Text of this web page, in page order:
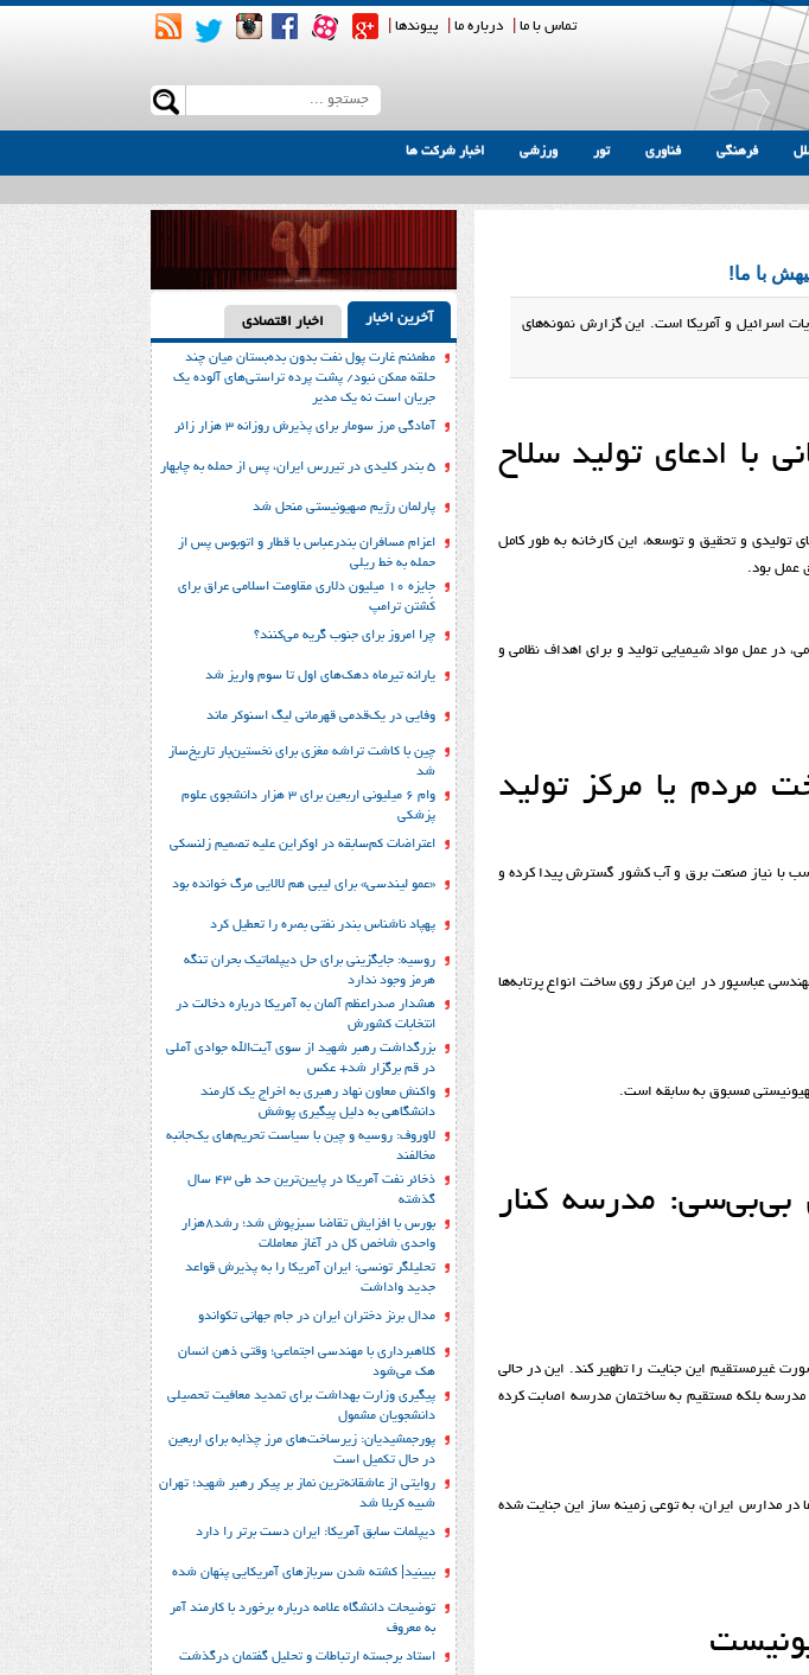
تماس با ما درباره ما پیوندها
فرهنگی فناوری تور ورزشی اخبار شرکت ها
با ما!
اسرائیل و آمریکا است. این گزارش نمونه‌های
با ادعای تولید سلاح
و تحقیق و توسعه، این کارخانه به طور کامل
عمل بود.
در عمل مواد شیمیایی تولید و برای اهداف نظامی و
مردم یا مرکز تولید
با نیاز صنعت برق و آب کشور گسترش پیدا کرده و
عباسپور در این مرکز روی ساخت انواع پرتابه‌ها
مسبوق به سابقه است.
مدرسه کنار
غیرمستقیم این جنایت را تطهیر کند. این در حالی
بلکه مستقیم به ساختمان مدرسه اصابت کرده
در مدارس ایران، به توعی زمینه ساز این جنایت شده
آخرین اخبار اخبار اقتصادی
مطمئنم غارت پول نفت بدون بده‌بستان میان چند
حلقه ممکن نبود/ پشت پرده تراستی‌‌های آلوده یک
جریان است نه یک مدیر
آمادگی مرز سومار برای پذیرش روزانه ۳ هزار زائر
۵ بندر کلیدی در تیررس ایران، پس از حمله به چابهار
پارلمان رژیم صهیونیستی منحل شد
اعزام مسافران بندرعباس با قطار و اتوبوس پس از
حمله به خط ریلی
جایزه ۱۰ میلیون دلاری مقاومت اسلامی عراق برای
کُشتن ترامپ
چرا امروز برای جنوب گریه می‌کنند؟
یارانه تیرماه دهک‌های اول تا سوم واریز شد
وفایی در یک‎‌قدمی قهرمانی لیگ اسنوکر ماند
چین با کاشت تراشه مغزی برای نخستین‌بار تاریخ‌ساز
شد
وام ۶ میلیونی اربعین برای ۳ هزار دانشجوی علوم
پزشکی
اعتراضات کم‌سابقه در اوکراین علیه تصمیم زلنسکی
«عمو لیندسی» برای لیبی هم لالایی مرگ خوانده بود
پهپاد ناشناس بندر نفتی بصره را تعطیل کرد
روسیه: جایگزینی برای حل‌ دیپلماتیک بحران تنگه
هرمز وجود ندارد
هشدار صدراعظم آلمان به آمریکا درباره دخالت در
انتخابات کشورش
بزرگداشت رهبر شهید از سوی آیت‌الله جوادی آملی
در قم برگزار شد+ عکس
واکنش معاون نهاد رهبری به اخراج یک کارمند
دانشگاهی به دلیل پیگیری پوشش
لاوروف: روسیه و چین با سیاست تحریم‌های یک‌جانبه
مخالفند
ذخائر نفت آمریکا در پایین‌ترین حد طی 43 سال
گذشته
بورس با افزایش تقاضا سبزپوش شد؛ رشد8هزار
واحدی شاخص کل در آغاز معاملات
تحلیلگر تونسی: ایران آمریکا را به پذیرش قواعد
جدید واداشت
مدال برنز دختران ایران در جام جهانی تکواندو
کلاهبرداری با مهندسی اجتماعی؛ وقتی ذهن انسان
هک می‌شود
پیگیری وزارت بهداشت برای تمدید معافیت تحصیلی
دانشجویان مشمول
پورجمشیدیان: زیرساخت‌های مرز چذابه برای اربعین
در حال تکمیل است
روایتی از عاشقانه‌ترین نماز بر پیکر رهبر شهید؛‌ تهران‌
شبیه کربلا شد
دیپلمات سابق آمریکا: ایران دست برتر را دارد
ببینید| کشته شدن سربازهای آمریکایی پنهان شده
توضیحات دانشگاه علامه درباره برخورد با کارمند آمر
به معروف
استاد برجسته ارتباطات و تحلیل گفتمان درگذشت